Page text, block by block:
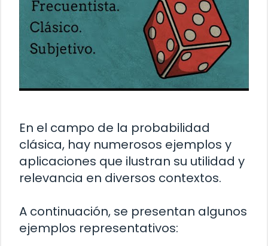
En el campo de la probabilidad
clásica, hay numerosos ejemplos y
aplicaciones que ilustran su utilidad y
relevancia en diversos contextos.
A continuación, se presentan algunos
ejemplos representativos: